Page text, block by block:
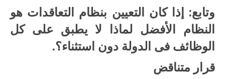
وتابع: إذا كان التعيين بنظام التعاقدات هو
النظام الأفضل لماذا لا يطبق على كل
الوظائف فى الدولة دون استثناء؟.
قرار متناقض